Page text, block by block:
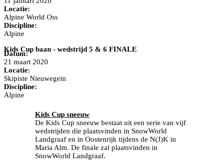
Locatie:
Alpine World Oss
Discipline:
Alpine
Kids Cup baan - wedstrijd 5 & 6 FINALE
Datum:
21 maart 2020
Locatie:
Skipiste Nieuwegein
Discipline:
Alpine
Kids Cup sneeuw
De Kids Cup sneeuw bestaat uit een serie van vijf
wedstrijden die plaatsvinden in SnowWorld
Landgraaf en in Oostenrijk tijdens de N(J)K in
Maria Alm. De finale zal plaatsvinden in
SnowWorld Landgraaf.